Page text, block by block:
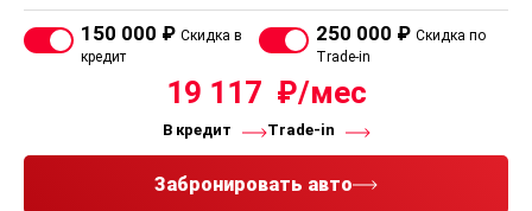
Комплект ковров «Лига Европы» (4 шт)
Дорожный набор «Лига Европы»
150 000 ₽ Скидка в
кредит
250 000 ₽ Скидка по
Trade-in
19 117
В кредит Trade-in
Забронировать авто